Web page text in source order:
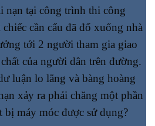
nạn tại công trình thi công
cần cẩu đã đổ xuống nhà
tới 2 người tham gia giao
của người dân trên đường.
luận lo lắng và bàng hoàng
xảy ra phải chăng một phần
bị máy móc được sử dụng?